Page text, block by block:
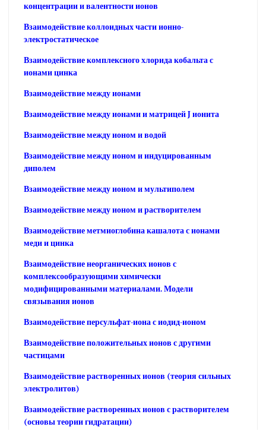
концентрации и валентности ионов
Взаимодействие коллоидных части ионно-
электростатическое
Взаимодействие комплексного хлорида кобальта с
ионами цинка
Взаимодействие между ионами
Взаимодействие между ионами и матрицей J ионита
Взаимодействие между ионом и водой
Взаимодействие между ионом и индуцированным
диполем
Взаимодействие между ионом и мультиполем
Взаимодействие между ионом и растворителем
Взаимодействие метмиоглобина кашалота с ионами
меди и цинка
Взаимодействие неорганических ионов с
комплексообразующими химически
модифицированными материалами. Модели
связывания ионов
Взаимодействие персульфат-иона с иодид-ионом
Взаимодействие положительных ионов с другими
частицами
Взаимодействие растворенных ионов (теория сильных
электролитов)
Взаимодействие растворенных ионов с растворителем
(основы теории гидратации)